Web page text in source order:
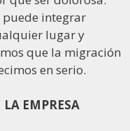
puede integrar
lugar y
que la migración
en serio.
EMPRESA